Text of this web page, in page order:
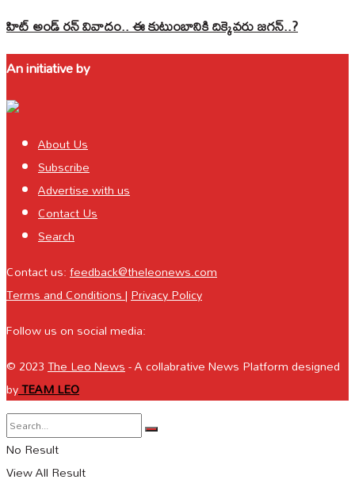
హిట్ అండ్ రన్ వివాదం.. ఈ కుటుంబానికి దిక్కెవరు జగన్..?
An initiative by
About Us
Subscribe
Advertise with us
Contact Us
Search
Contact us:feedback@theleonews.com
Terms and Conditions|Privacy Policy
Follow us on social media:
© 2023The Leo News- A collabrative News Platform designed
byTEAM LEO
No Result
View All Result